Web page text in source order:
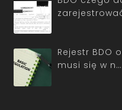
Rejestr BDO
musi się w n…